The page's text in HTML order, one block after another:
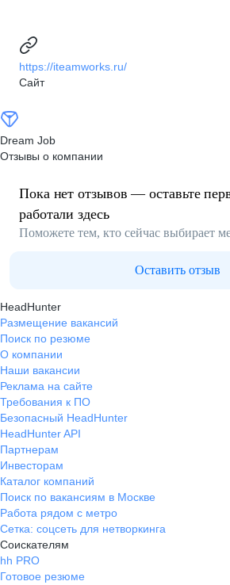
https://iteamworks.ru/
Сайт
Dream Job
Отзывы о компании
Пока нет отзывов — оставьте
работали здесь
Поможете тем, кто сейчас выбирает
Оставить отзыв
HeadHunter
Размещение вакансий
Поиск по резюме
О компании
Наши вакансии
Реклама на сайте
Требования к ПО
Безопасный HeadHunter
HeadHunter API
Партнерам
Инвесторам
Каталог компаний
Поиск по вакансиям в Москве
Работа рядом с метро
Сетка: соцсеть для нетворкинга
Соискателям
hh PRO
Готовое резюме